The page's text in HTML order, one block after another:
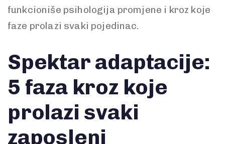
funkcioniše psihologija promjene i kroz koje
faze prolazi svaki pojedinac.
Spektar adaptacije:
5 faza kroz koje
prolazi svaki
zaposleni